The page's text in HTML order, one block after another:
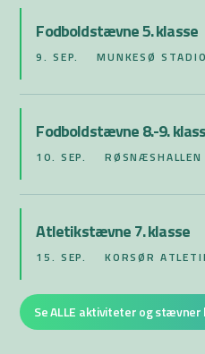
Fodboldstævne 5. klasse
9. SEP. MUNKESØ
Fodboldstævne 8.-9.
10. SEP.
Atletikstævne 7. klasse
15. SEP. KORSØR
Se ALLE aktiviteter og stævner